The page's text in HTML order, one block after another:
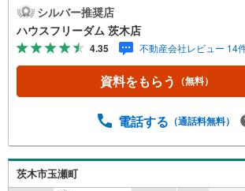
*≫*≪*≫*≪*≫*≪*≫*≪*≫*≪*≫*≪こち
お気軽にお問合せください～店内では
件以上公開中～ご希望条件をお聞かせ
用PCより非公開物件もご覧頂けます。
ームを設置しております）・初めての
心。住宅購入のご検討中から購入後、
らに分かりやすくご説明させて頂きま
店は店舗駐車場完備、キッズスペース
ン・空気清浄機設置）がございます（
応）
シルバー推奨店
ハウスフリーダム 茨木店
4.35 不動産会社レビュー 14
資料をもらう （無料）
電話する （通話料無料）
茨木市玉瀬町